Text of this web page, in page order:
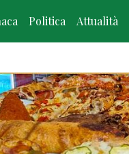
Politica Attualità